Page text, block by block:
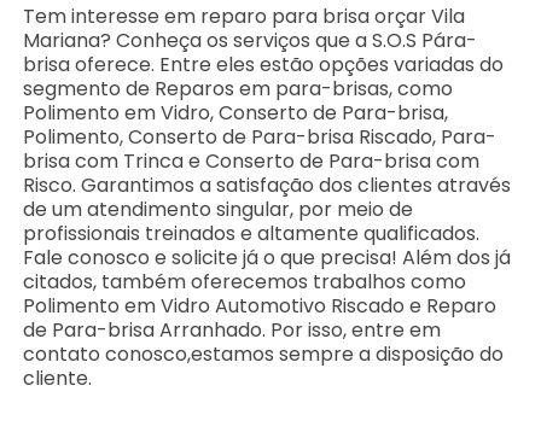
Tem interesse em reparo para brisa orçar Vila
Mariana? Conheça os serviços que a S.O.S Pára-
brisa oferece. Entre eles estão opções variadas do
segmento de Reparos em para-brisas, como
Polimento em Vidro, Conserto de Para-brisa,
Polimento, Conserto de Para-brisa Riscado, Para-
brisa com Trinca e Conserto de Para-brisa com
Risco. Garantimos a satisfação dos clientes através
de um atendimento singular, por meio de
profissionais treinados e altamente qualificados.
Fale conosco e solicite já o que precisa! Além dos já
citados, também oferecemos trabalhos como
Polimento em Vidro Automotivo Riscado e Reparo
de Para-brisa Arranhado. Por isso, entre em
contato conosco,estamos sempre a disposição do
cliente.